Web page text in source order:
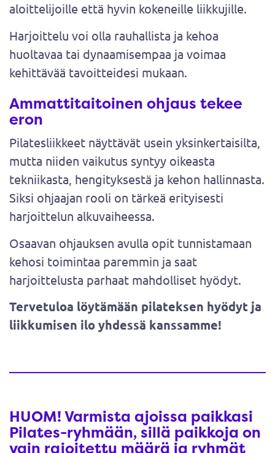
aloittelijoille että hyvin kokeneille liikkujille.
Harjoittelu voi olla rauhallista ja kehoa
huoltavaa tai dynaamisempaa ja voimaa
kehittävää tavoitteidesi mukaan.
Ammattitaitoinen ohjaus tekee
eron
Pilatesliikkeet näyttävät usein yksinkertaisilta,
mutta niiden vaikutus syntyy oikeasta
tekniikasta, hengityksestä ja kehon hallinnasta.
Siksi ohjaajan rooli on tärkeä erityisesti
harjoittelun alkuvaiheessa.
Osaavan ohjauksen avulla opit tunnistamaan
kehosi toimintaa paremmin ja saat
harjoittelusta parhaat mahdolliset hyödyt.
Tervetuloa löytämään pilateksen hyödyt ja
liikkumisen ilo yhdessä kanssamme!
HUOM! Varmista ajoissa paikkasi
Pilates-ryhmään, sillä paikkoja on
vain rajoitettu määrä ja ryhmät